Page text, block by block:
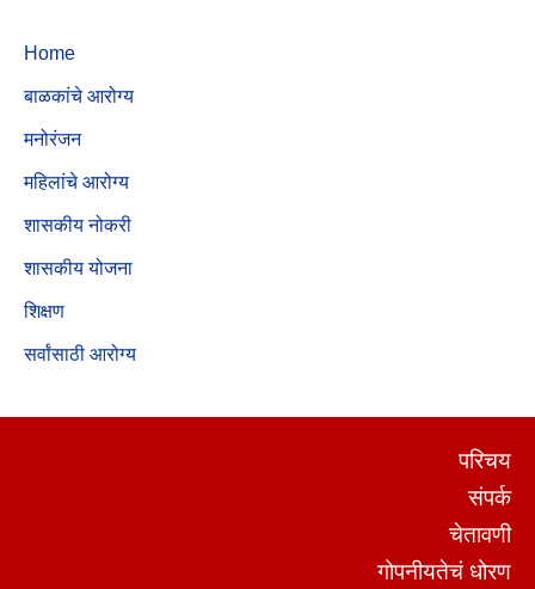
Home
बाळकांचे आरोग्य
मनोरंजन
महिलांचे आरोग्य
शासकीय नोकरी
शासकीय योजना
शिक्षण
सर्वांसाठी आरोग्य
परिचय
संपर्क
चेतावणी
गोपनीयतेचं धोरण